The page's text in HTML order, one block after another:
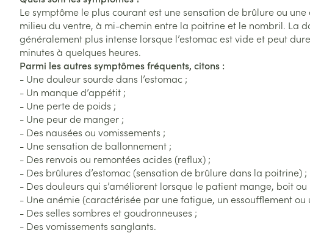
Le symptôme le plus courant est une sensation de brûlure ou
milieu du ventre, à mi-chemin entre la poitrine et le nombril. La
généralement plus intense lorsque l’estomac est vide et peut
minutes à quelques heures.
Parmi les autres symptômes fréquents, citons :
- Une douleur sourde dans l’estomac ;
- Un manque d’appétit ;
- Une perte de poids ;
- Une peur de manger ;
- Des nausées ou vomissements ;
- Une sensation de ballonnement ;
- Des renvois ou remontées acides (reflux) ;
- Des brûlures d’estomac (sensation de brûlure dans la poitrine) ;
- Des douleurs qui s’améliorent lorsque le patient mange, boit
- Une anémie (caractérisée par une fatigue, un essoufflement ou
- Des selles sombres et goudronneuses ;
- Des vomissements sanglants.